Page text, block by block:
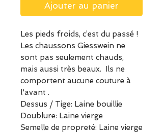
Ajouter au panier
Les pieds froids, c’est du passé !
Les chaussons Giesswein ne
sont pas seulement chauds,
mais aussi très beaux. Ils ne
comportent aucune couture à
l'avant .
Dessus / Tige: Laine bouillie
Doublure: Laine vierge
Semelle de propreté: Laine vierge